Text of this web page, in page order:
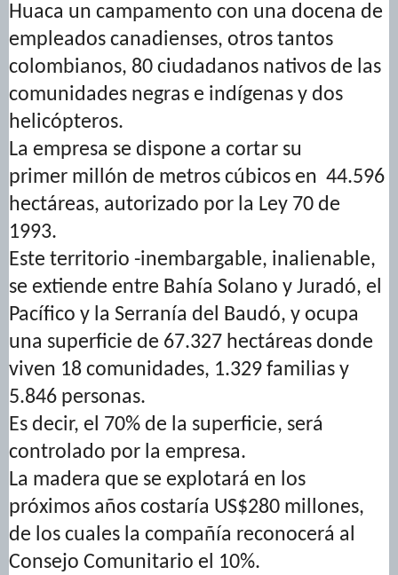
Huaca un campamento con una docena de
empleados canadienses, otros tantos
colombianos, 80 ciudadanos nativos de las
comunidades negras e indígenas y dos
helicópteros.
La empresa se dispone a cortar su
primer millón de metros cúbicos en 44.596
hectáreas, autorizado por la Ley 70 de
1993.
Este territorio -inembargable, inalienable,
se extiende entre Bahía Solano y Juradó, el
Pacífico y la Serranía del Baudó, y ocupa
una superficie de 67.327 hectáreas donde
viven 18 comunidades, 1.329 familias y
5.846 personas.
Es decir, el 70% de la superficie, será
controlado por la empresa.
La madera que se explotará en los
próximos años costaría US$280 millones,
de los cuales la compañía reconocerá al
Consejo Comunitario el 10%.